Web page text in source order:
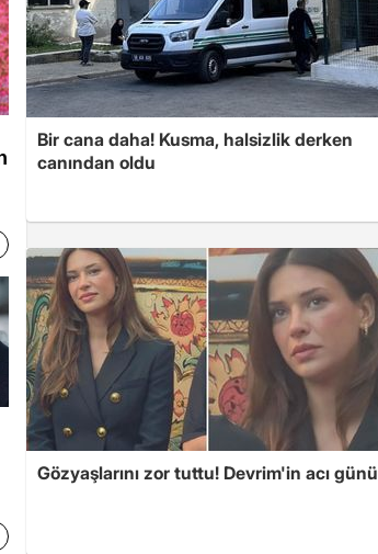
Bir cana daha! Kusma, halsizlik derken
canından oldu
Gözyaşlarını zor tuttu! Devrim'in acı günü